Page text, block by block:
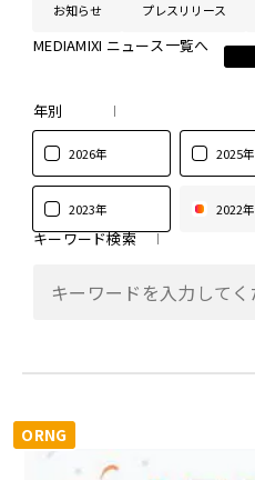
お知らせ プレスリリース
MEDIAMIXI ニュース一覧へ
年別
2026年 2025年
2023年 2022年
キーワード検索
ORNG